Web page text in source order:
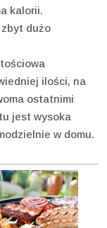
kalorii.
dużo
ilości, na
ostatnimi
jest wysoka
w domu.